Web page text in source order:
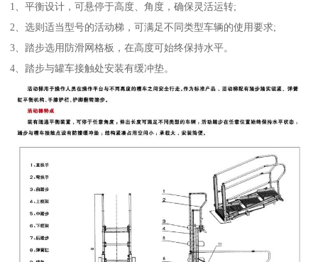
1、平衡设计，可悬停于高度、角度，确保灵活运转;
2、选则适当型号的活动梯，可满足不同类型车辆的使用要求;
3、踏步选用防滑网格板，在高度可始终保持水平。
4、踏步与罐车接触处安装有缓冲垫。